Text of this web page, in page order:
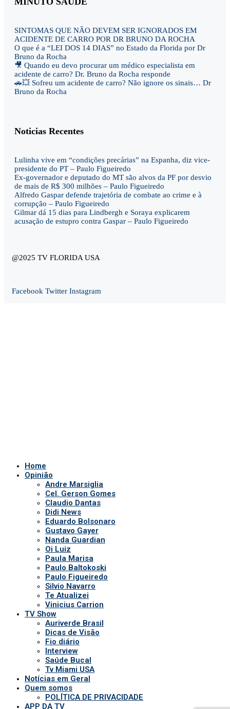
SINTOMAS QUE NÃO DEVEM SER IGNORADOS EM
ACIDENTE DE CARRO POR DR BRUNO DA ROCHA
O que é a “LEI DOS 14 DIAS” no Estado da Florida por Dr
Bruno da Rocha
🎥 Quando eu devo procurar um médico especialista em
acidente de carro? Dr. Bruno da Rocha responde
🚗💥 Sofreu um acidente de carro? Não ignore os sinais… Dr
Bruno da Rocha
Noticias Recentes
Lulinha vive em “condições precárias” na Espanha, diz vice-
presidente do PT – Paulo Figueiredo
Ex-governador e deputado do MT são alvos da PF por desvio
de mais de R$ 300 milhões – Paulo Figueiredo
Alfredo Gaspar defende trajetória de combate ao crime e à
corrupção – Paulo Figueiredo
Gilmar dá 15 dias para Lindbergh e Soraya explicarem
acusação de estupro contra Gaspar – Paulo Figueiredo
@2025 TV FLORIDA USA
Facebook Twitter Instagram
Home
Opinião
Andre Marsiglia
Cel. Gerson Gomes
Claudio Dantas
Didi News
Eduardo Bolsonaro
Gustavo Gayer
Nanda Guardian
Oi Luiz
Paula Marisa
Paulo Baltokoski
Paulo Figueiredo
Silvio Navarro
Te Atualizei
Vinicius Carrion
TV Show
Auriverde Brasil
Dicas de Visão
Fio diário
Interview
Saúde Bucal
Tv Miami USA
Notícias em Geral
Quem somos
POLÍTICA DE PRIVACIDADE
APP DA TV